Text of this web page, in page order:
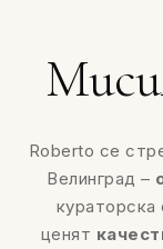
Roberto се
Велинград –
ценят